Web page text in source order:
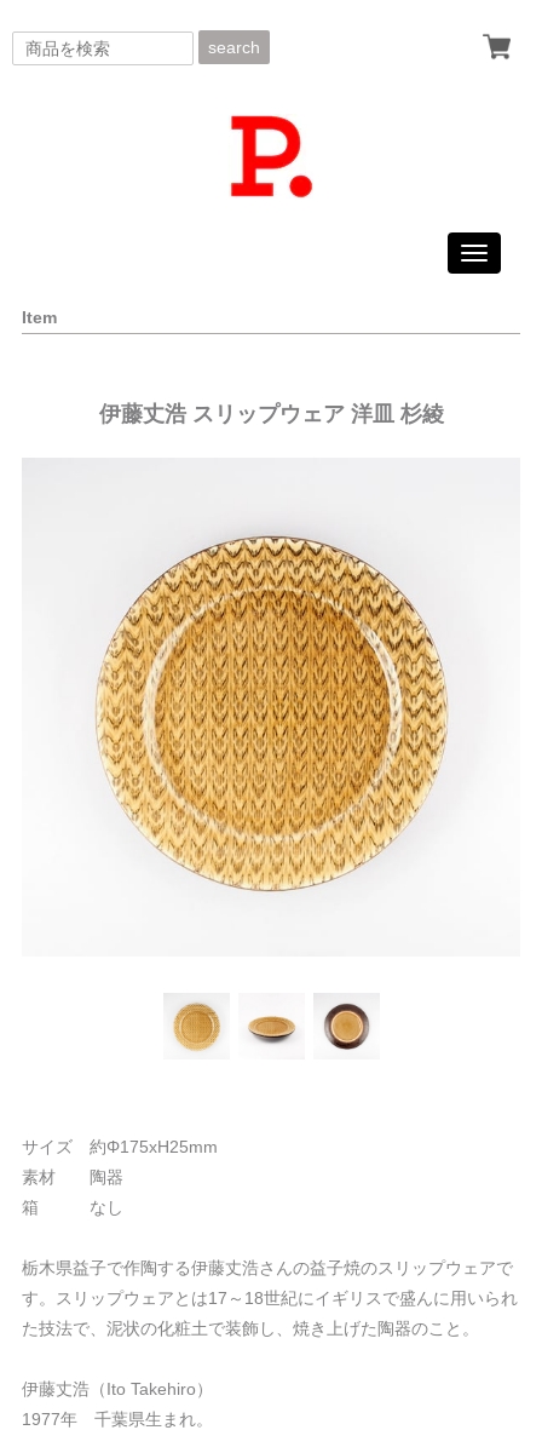
search
Toggle
Item
伊藤丈浩 スリップウェア 洋皿 杉綾
サイズ 約Φ175xH25mm
素材 陶器
箱 なし
栃木県益子で作陶する伊藤丈浩さんの益子焼のスリップウェアで
す。スリップウェアとは17～18世紀にイギリスで盛んに用いられ
た技法で、泥状の化粧土で装飾し、焼き上げた陶器のこと。
伊藤丈浩（Ito Takehiro）
1977年 千葉県生まれ。